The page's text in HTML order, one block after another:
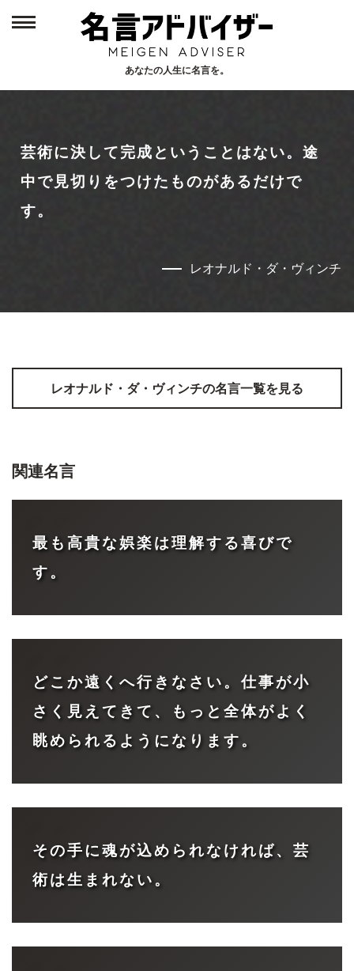
あなたの人生に名言を。
1 Home
2 New
新着名言
芸術に決して完成ということはない。途
中で見切りをつけたものがあるだけで
す。
レオナルド・ダ・ヴィンチ
レオナルド・ダ・ヴィンチの名言一覧を見る
関連名言
最も高貴な娯楽は理解する喜びで
す。
どこか遠くへ行きなさい。仕事が小
さく見えてきて、もっと全体がよく
眺められるようになります。
その手に魂が込められなければ、芸
術は生まれない。